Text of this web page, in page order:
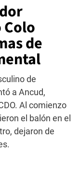
de
de
a Ancud,
Al comienzo
el balón en el
dejaron de